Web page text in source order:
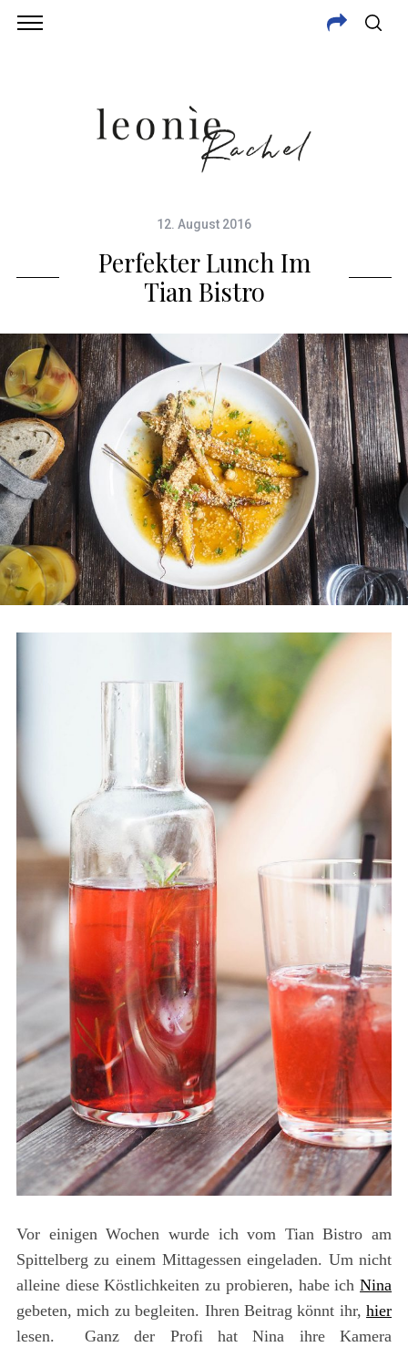
12. August 2016
Perfekter Lunch Im
Tian Bistro
Vor einigen Wochen wurde ich vom Tian Bistro am
Spittelberg zu einem Mittagessen eingeladen. Um nicht
alleine diese Köstlichkeiten zu probieren, habe ichNina
gebeten, mich zu begleiten. Ihren Beitrag könnt ihr,hier
lesen. Ganz der Profi hat Nina ihre Kamera